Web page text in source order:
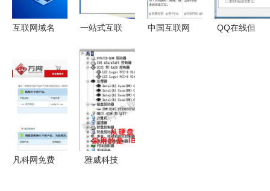
互联网域名
您的数字身
一站式互联
方案 从域
名注册到数
据中心托管
中国互联网
QQ在线但
凡科网免费
雅威科技